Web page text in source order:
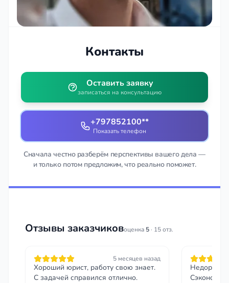
Контакты
Оставить заявку
записаться на консультацию
+797852100**
Показать телефон
Сначала честно разберём перспективы вашего дела —
и только потом предложим, что реально поможет.
Отзывы заказчиковоценка 5 · 15 отз.
5 месяцев назад
Хороший юрист, работу свою знает.
С задачей справился отлично.
Недорого